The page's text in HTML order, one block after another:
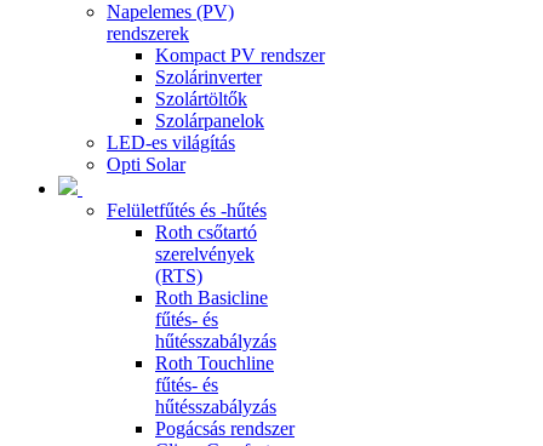
Napelemes (PV)
rendszerek
Kompact PV rendszer
Szolárinverter
Szolártöltők
Szolárpanelok
LED-es világítás
Opti Solar
Felületfűtés és -hűtés
Roth csőtartó
szerelvények
(RTS)
Roth Basicline
fűtés- és
hűtésszabályzás
Roth Touchline
fűtés- és
hűtésszabályzás
Pogácsás rendszer